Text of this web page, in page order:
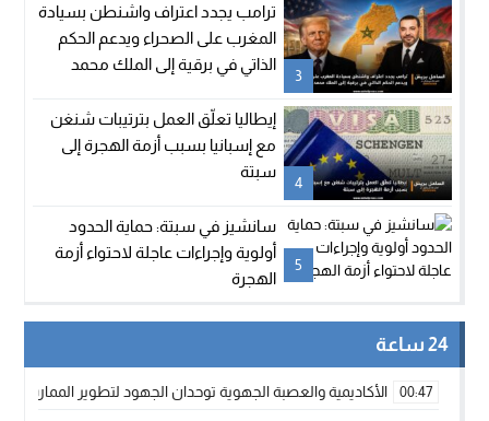
3
ترامب يجدد اعتراف واشنطن بسيادة
المغرب على الصحراء ويدعم الحكم
الذاتي في برقية إلى الملك محمد
4
إيطاليا تعلّق العمل بترتيبات شنغن
مع إسبانيا بسبب أزمة الهجرة إلى
سبتة
5
سانشيز في سبتة: حماية الحدود
أولوية وإجراءات عاجلة لاحتواء أزمة
الهجرة
24 ساعة
00:47 الأكاديمية والعصبة الجهوية توحدان الجهود لتطوير الممارسة